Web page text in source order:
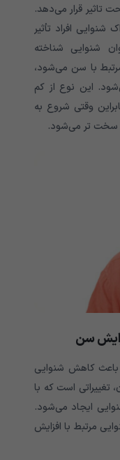
تاثیر قرار می‌‌‌‌‌‌‌‌‌‌‌‌‌‌‌‌‌‌‌‌‌‌‌‌‌‌‌‌‌‌‌‌‌‌‌‌‌دهد.
افراد تأثیر
شنوایی شناخته
با سن می‌‌‌‌‌‌‌‌‌‌‌‌‌‌‌‌‌‌‌‌‌‌‌‌‌‌‌‌‌‌‌‌‌‌‌‌‌شود،
این نوع از کم
وقتی شروع به
سخت تر می‌‌‌‌‌‌‌‌‌‌‌‌‌‌‌‌‌‌‌‌‌‌‌‌‌‌‌‌‌‌‌‌‌‌‌‌‌شود.
سن
باعث کاهش شنوایی
است که با
ایجاد می‌‌‌‌‌‌‌‌‌‌‌‌‌‌‌‌‌‌‌‌‌‌‌‌‌‌‌‌‌‌‌‌‌‌‌‌‌شود.
مرتبط با افزایش